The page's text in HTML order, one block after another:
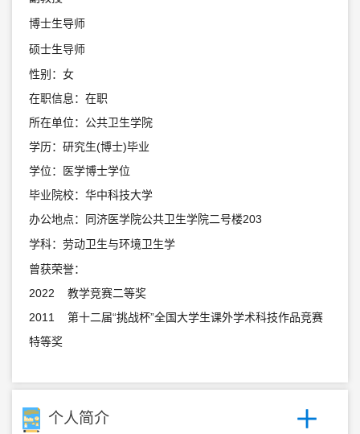
博士生导师
硕士生导师
性别：女
在职信息：在职
所在单位：公共卫生学院
学历：研究生(博士)毕业
学位：医学博士学位
毕业院校：华中科技大学
办公地点：同济医学院公共卫生学院二号楼203
学科：劳动卫生与环境卫生学
曾获荣誉：
2022 教学竞赛二等奖
2011 第十二届“挑战杯”全国大学生课外学术科技作品竞赛
特等奖
个人简介